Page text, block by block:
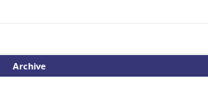
Archive